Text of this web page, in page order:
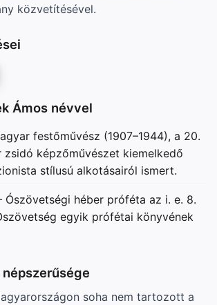
közvetítésével.
Ámos névvel
festőművész (1907–1944), a 20.
zsidó képzőművészet kiemelkedő
stílusú alkotásairól ismert.
Ószövetségi héber próféta az i. e. 8.
egyik prófétai könyvének
soha nem tartozott a